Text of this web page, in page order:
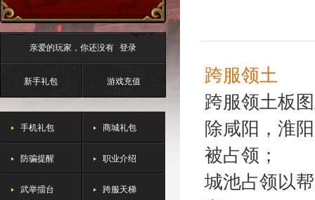
亲爱的玩家，你还没有 登录
新手礼包 游戏充值
手机礼包 商城礼包
防骗提醒 职业介绍
武举擂台 跨服天梯
跨服领土
跨服领土板
除咸阳，淮
被占领；
城池占领以